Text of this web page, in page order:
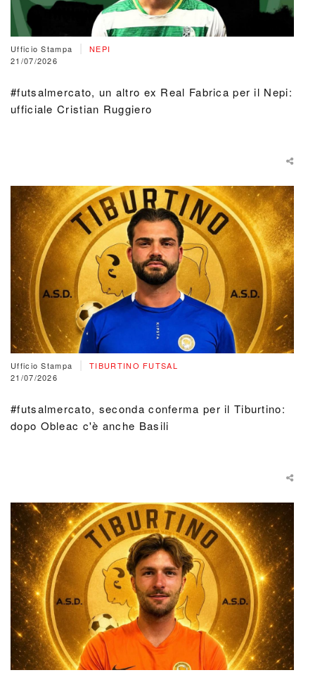
Ufficio Stampa
NEPI
21/07/2026
#futsalmercato, un altro ex Real Fabrica per il Nepi:
ufficiale Cristian Ruggiero
Ufficio Stampa
TIBURTINO FUTSAL
21/07/2026
#futsalmercato, seconda conferma per il Tiburtino:
dopo Obleac c'è anche Basili